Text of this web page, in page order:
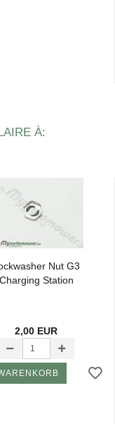
À:
Nut G3
Char­ging Sta­tion
2,00 EUR